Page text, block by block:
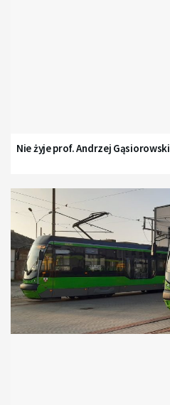
Nie żyje prof. Andrzej Gąsiorowski